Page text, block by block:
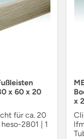
x 60 x 20
für ca. 20
2801 | 1
x